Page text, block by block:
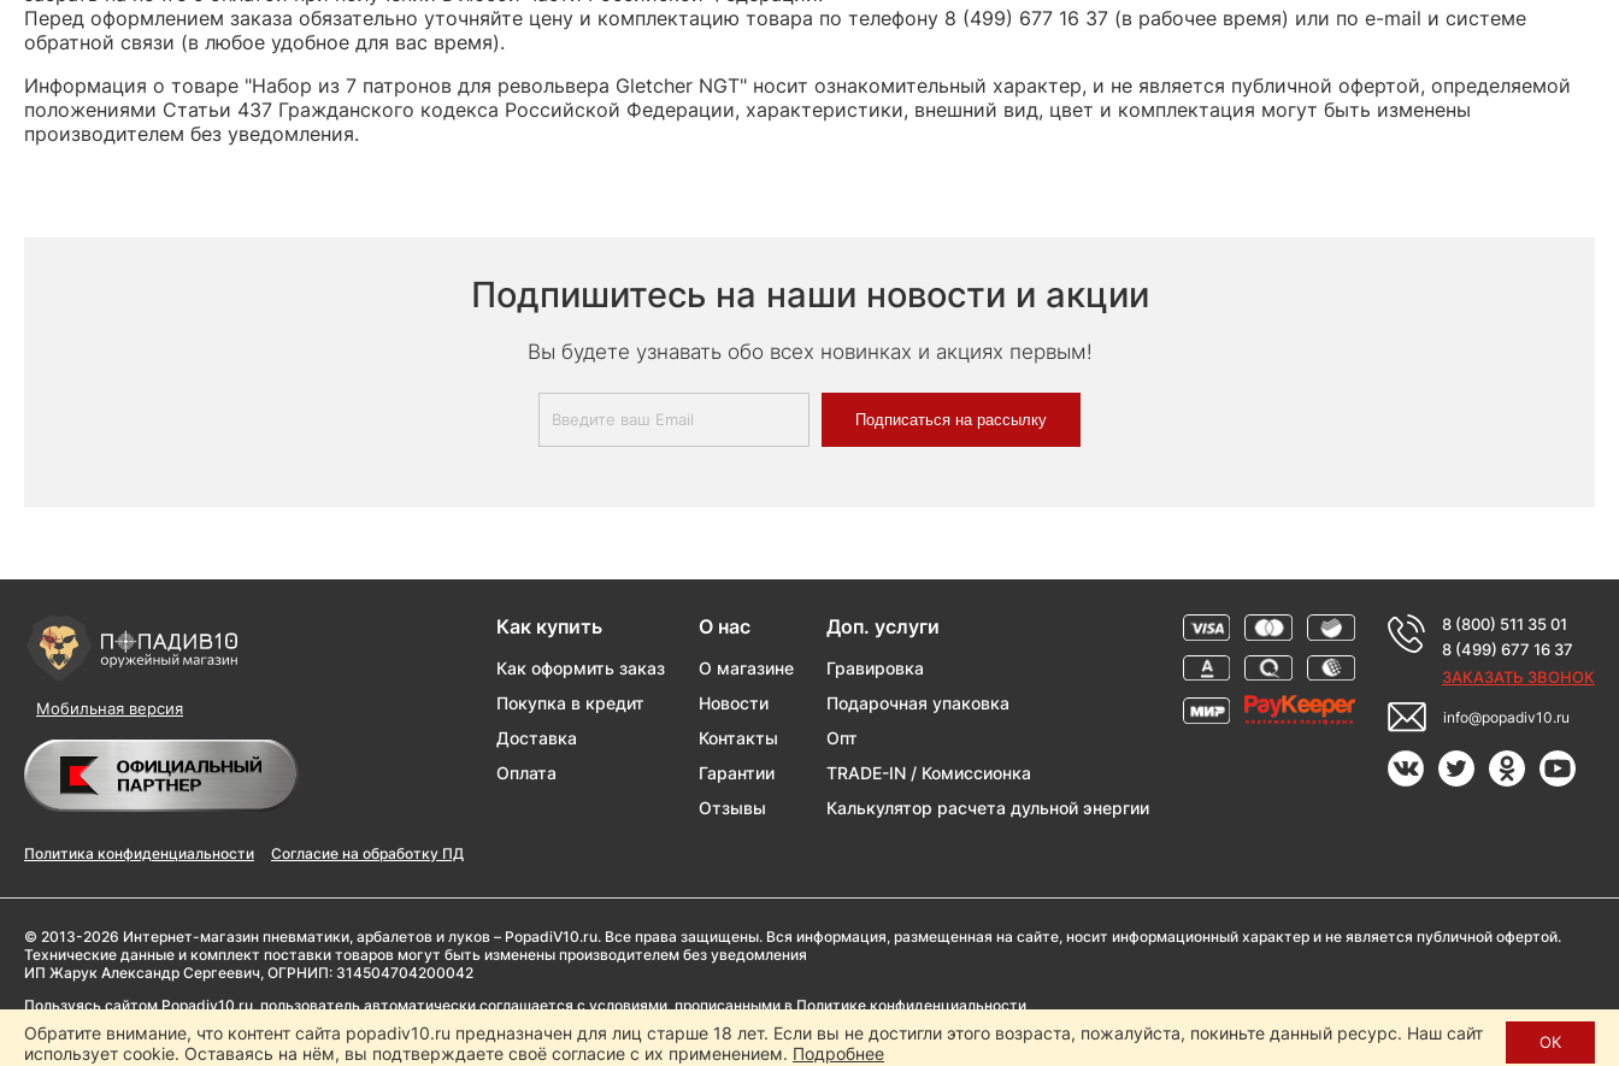
Перед оформлением заказа обязательно уточняйте цену и комплектацию товара по телефону 8 (499) 677 16 37 (в рабочее время) или по e-mail и системе
обратной связи (в любое удобное для вас время).
Информация о товаре "Набор из 7 патронов для револьвера Gletcher NGT" носит ознакомительный характер, и не является публичной офертой, определяемой
положениями Статьи 437 Гражданского кодекса Российской Федерации, характеристики, внешний вид, цвет и комплектация могут быть изменены
производителем без уведомления.
Подпишитесь на наши новости и акции
Вы будете узнавать обо всех новинках и акциях первым!
Подписаться на рассылку
Мобильная версия
Политика конфиденциальности Согласие на обработку ПД
Как купить
Как оформить заказ
Покупка в кредит
Доставка
Оплата
О нас
О магазине
Новости
Контакты
Гарантии
Отзывы
Доп. услуги
Гравировка
Подарочная упаковка
Опт
TRADE-IN / Комиссионка
Калькулятор расчета дульной энергии
8 (800) 511 35 01
8 (499) 677 16 37
ЗАКАЗАТЬ ЗВОНОК
info@popadiv10.ru
© 2013-2026 Интернет-магазин пневматики, арбалетов и луков – PopadiV10.ru. Все права защищены. Вся информация, размещенная на сайте, носит информационный характер и не является публичной офертой.
Технические данные и комплект поставки товаров могут быть изменены производителем без уведомления
ИП Жарук Александр Сергеевич, ОГРНИП: 314504704200042
Пользуясь сайтом Popadiv10.ru, пользователь автоматически соглашается с условиями, прописанными в Политике конфиденциальности
Копирование любой информации (тексты, фото, видео и др.) с сайта Popadiv10 запрещено, за исключением наличия письменного согласия администрации сайта Popadiv10.
Обратите внимание, что контент сайта popadiv10.ru предназначен для лиц старше 18 лет. Если вы не достигли этого возраста, пожалуйста, покиньте данный ресурс. Наш сайт
использует cookie. Оставаясь на нём, вы подтверждаете своё согласие с их применением. Подробнее
ОК